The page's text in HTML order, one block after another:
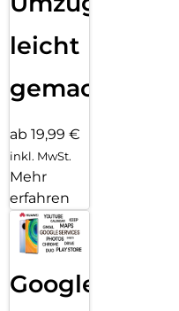
leicht
gemacht!
ab 19,99 €
inkl. MwSt.
Mehr
erfahren
Google